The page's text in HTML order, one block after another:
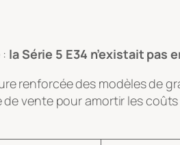
la Série 5 E34 n’existait pas
renforcée des modèles de
vente pour amortir les